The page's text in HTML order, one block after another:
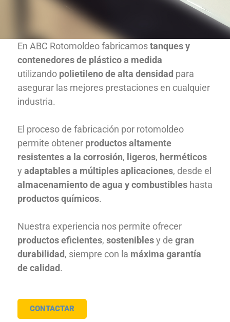
En ABC Rotomoldeo fabricamostanques y
contenedores de plástico a medida
utilizando polietileno de alta densidad para
asegurar las mejores prestaciones en cualquier
industria.
El proceso de fabricación por rotomoldeo
permite obtener productos altamente
resistentes a la corrosión, ligeros, herméticos
y adaptables a múltiples aplicaciones, desde el
almacenamiento de agua y combustibles hasta
productos químicos.
Nuestra experiencia nos permite ofrecer
productos eficientes, sosteniblesy de gran
durabilidad, siempre con la máxima garantía
de calidad.
CONTACTAR